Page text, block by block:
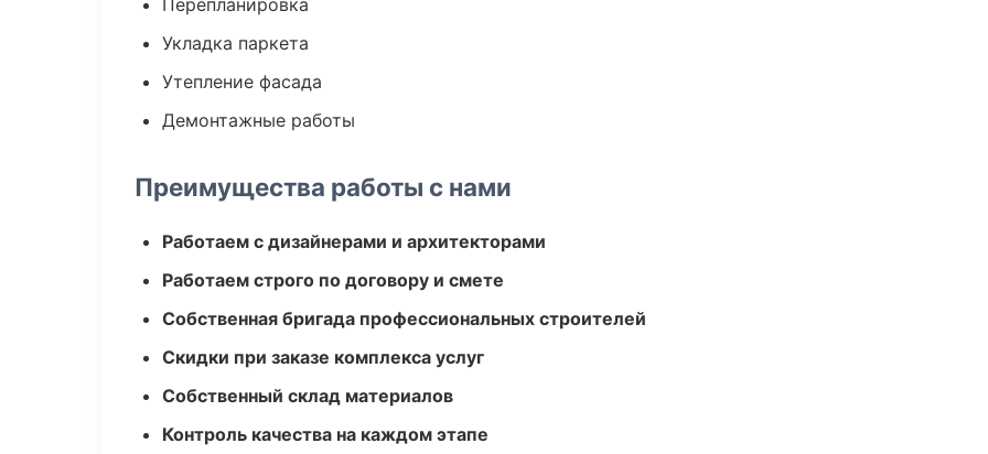
Перепланировка
Укладка паркета
Утепление фасада
Демонтажные работы
Преимущества работы с нами
Работаем с дизайнерами и архитекторами
Работаем строго по договору и смете
Собственная бригада профессиональных строителей
Скидки при заказе комплекса услуг
Собственный склад материалов
Контроль качества на каждом этапе